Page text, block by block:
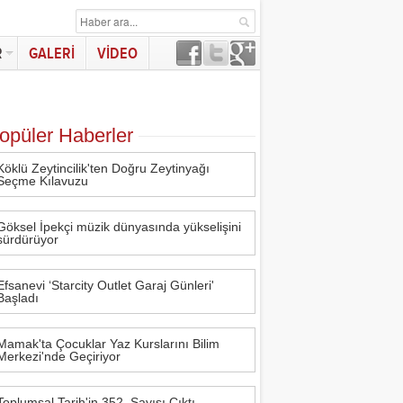
oldu
Bodrum'da Özel Lansmanla Tanıtıldı
Sahne Alacak
Açtı
global marka vizyonunu sergiledi
buldu
Önce"
işveren markasını güçlendiriyor
GALERİ VİDEO
Haberler
Zeytincilik'ten Doğru Zeytinyağı
Kılavuzu
İpekçi müzik dünyasında yükselişini
‘Starcity Outlet Garaj Günleri'
Çocuklar Yaz Kurslarını Bilim
Geçiriyor